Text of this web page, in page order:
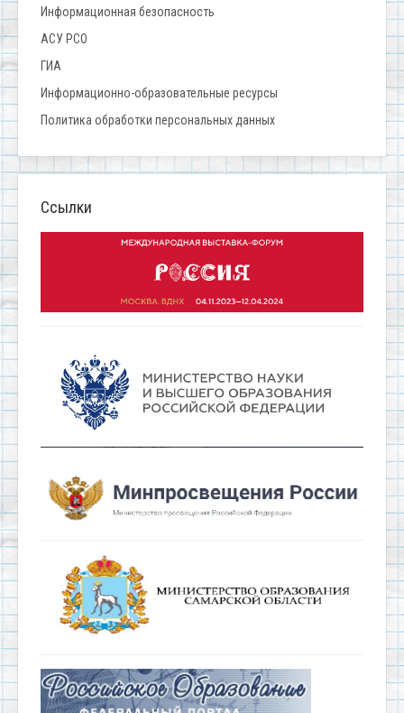
Информационная безопасность
АСУ РСО
ГИА
Информационно-образовательные ресурсы
Политика обработки персональных данных
Ссылки